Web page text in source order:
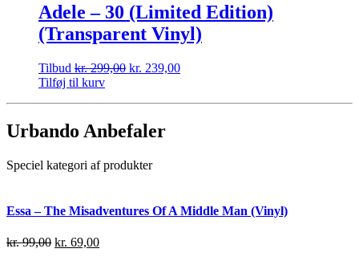
Adele – 30 (Limited Edition)
(Transparent Vinyl)
Tilbud kr.299,00 kr. 239,00
Tilføj til kurv
Urbando Anbefaler
Speciel kategori af produkter
Essa – The Misadventures Of A Middle Man (Vinyl)
kr.99,00 kr. 69,00